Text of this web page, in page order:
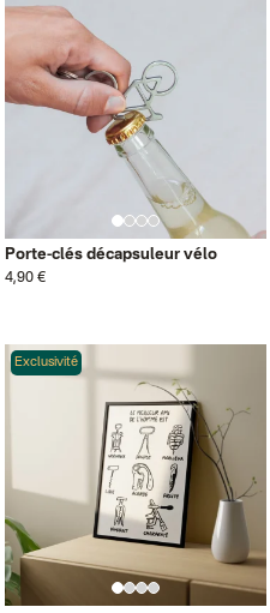
Porte-clés décapsuleur vélo
4,90 €
Exclusivité